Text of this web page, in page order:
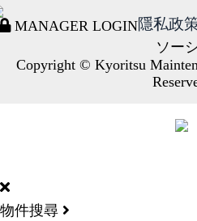
MANAGER LOGIN隱私政
ソー
Copyright © Kyoritsu
物件搜尋